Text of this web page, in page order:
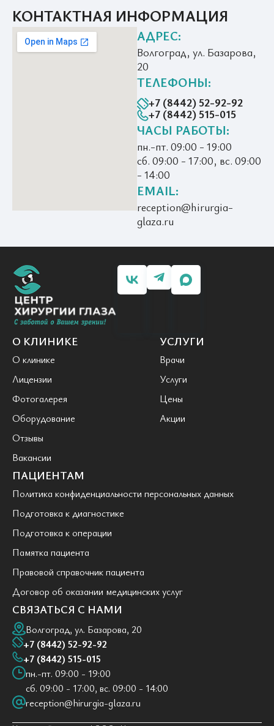
КОНТАКТНАЯ ИНФОРМАЦИЯ
АДРЕС:
Волгоград, ул. Базарова,
20
ТЕЛЕФОНЫ:
+7 (8442) 52-92-92
+7 (8442) 515-015
ЧАСЫ РАБОТЫ:
пн.-пт. 09:00 - 19:00
сб. 09:00 - 17:00, вс. 09:00
- 14:00
EMAIL:
reception@hirurgia-
glaza.ru
О КЛИНИКЕ
О клинике
Лицензии
Фотогалерея
Оборудование
Отзывы
Вакансии
УСЛУГИ
Врачи
Услуги
Цены
Акции
ПАЦИЕНТАМ
Политика конфиденциальности персональных данных
Подготовка к диагностике
Подготовка к операции
Памятка пациента
Правовой справочник пациента
Договор об оказании медицинских услуг
СВЯЗАТЬСЯ С НАМИ
Волгоград, ул. Базарова, 20
+7 (8442) 52-92-92
+7 (8442) 515-015
пн.-пт. 09:00 - 19:00
сб. 09:00 - 17:00, вс. 09:00 - 14:00
reception@hirurgia-glaza.ru